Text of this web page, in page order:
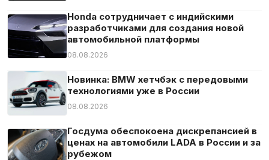
Honda сотрудничает с индийскими
разработчиками для создания новой
автомобильной платформы
08.08.2026
Новинка: BMW хетчбэк с передовыми
технологиями уже в России
08.08.2026
Госдума обеспокоена дискрепансией в
ценах на автомобили LADA в России и за
рубежом